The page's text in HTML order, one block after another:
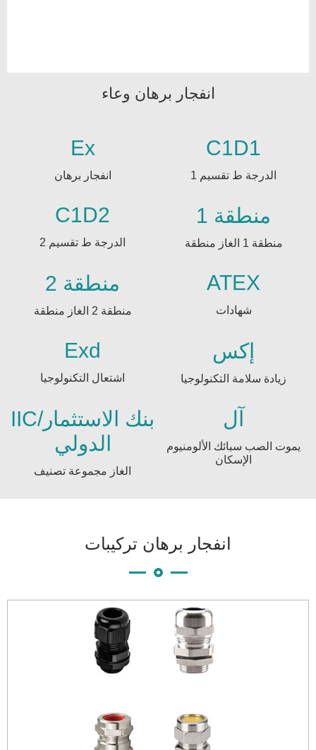
انفجار برهان وعاء
Ex
انفجار برهان
C1D1
الدرجة ط تقسيم 1
C1D2
الدرجة ط تقسيم 2
منطقة 1
منطقة 1 الغاز منطقة
منطقة 2
منطقة 2 الغاز منطقة
ATEX
شهادات
Exd
اشتعال التكنولوجيا
إكس
زيادة سلامة التكنولوجيا
IIC/بنك الاستثمار
الدولي
الغاز مجموعة تصنيف
آل
يموت الصب سبائك الألومنيوم
الإسكان
انفجار برهان تركيبات